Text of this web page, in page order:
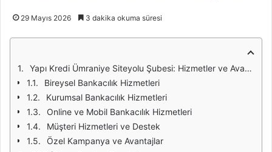
29 Mayıs 2026 3 dakika okuma süresi
Yapı Kredi Ümraniye Siteyolu Şubesi: Hizmetler ve Avantajlar
Bireysel Bankacılık Hizmetleri
Kurumsal Bankacılık Hizmetleri
Online ve Mobil Bankacılık Hizmetleri
Müşteri Hizmetleri ve Destek
Özel Kampanya ve Avantajlar